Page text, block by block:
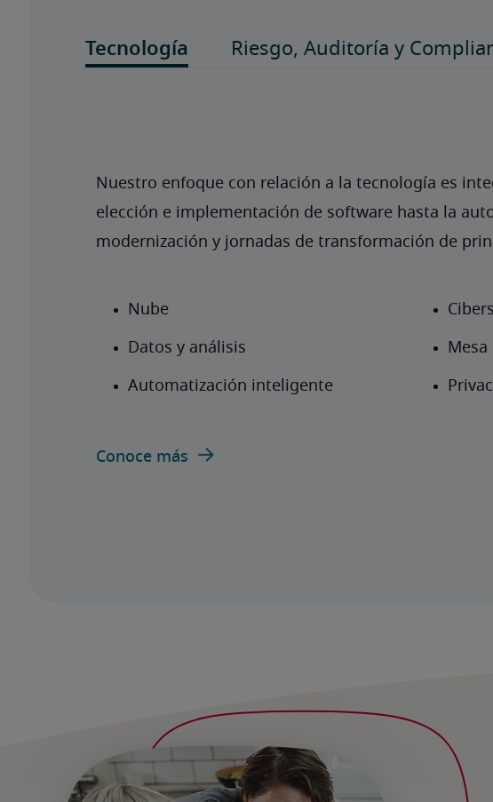
Nuestro enfoque con relación a la tecnología es
elección e implementación de software hasta la
modernización y jornadas de transformación de
Conoce más